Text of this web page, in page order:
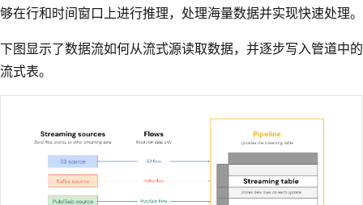
够在行和时间窗口上进行推理，处理海量数据并实现快速处理。
下图显示了数据流如何从流式源读取数据，并逐步写入管道中的
流式表。